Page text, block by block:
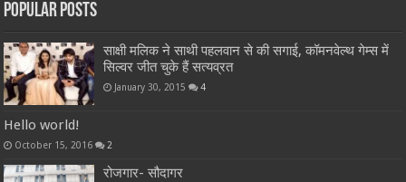
Popular Posts
साक्षी मलिक ने साथी पहलवान से की सगाई, कॉमनवेल्थ गेम्स में
सिल्वर जीत चुके हैं सत्यव्रत
January 30, 2015 4
Hello world!
October 15, 2016 2
रोजगार- सौदागर